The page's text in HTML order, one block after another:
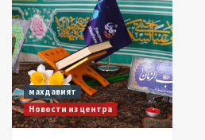
махдавият
Новости из центра